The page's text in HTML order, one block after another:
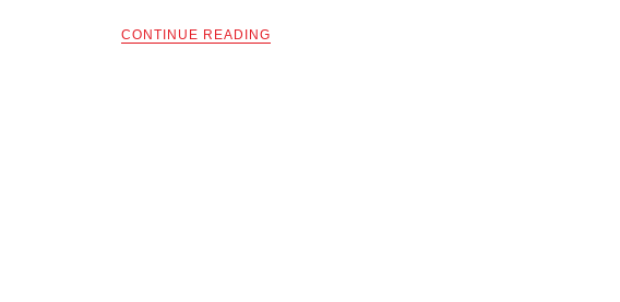
CONTINUE READING